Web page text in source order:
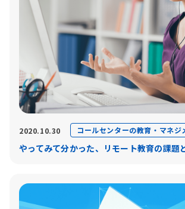
2020.10.30 コールセンターの教育・マネジ
やってみて分かった、リモート教育の課題